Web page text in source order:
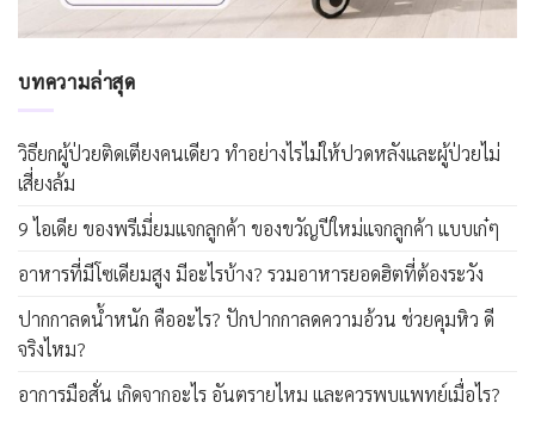
บทความล่าสุด
วิธียกผู้ป่วยติดเตียงคนเดียว ทำอย่างไรไม่ให้ปวดหลังและผู้ป่วยไม่
เสี่ยงล้ม
9 ไอเดีย ของพรีเมี่ยมแจกลูกค้า ของขวัญปีใหม่แจกลูกค้า แบบเก๋ๆ
อาหารที่มีโซเดียมสูง มีอะไรบ้าง? รวมอาหารยอดฮิตที่ต้องระวัง
ปากกาลดน้ำหนัก คืออะไร? ปักปากกาลดความอ้วน ช่วยคุมหิว ดี
จริงไหม?
อาการมือสั่น เกิดจากอะไร อันตรายไหม และควรพบแพทย์เมื่อไร?